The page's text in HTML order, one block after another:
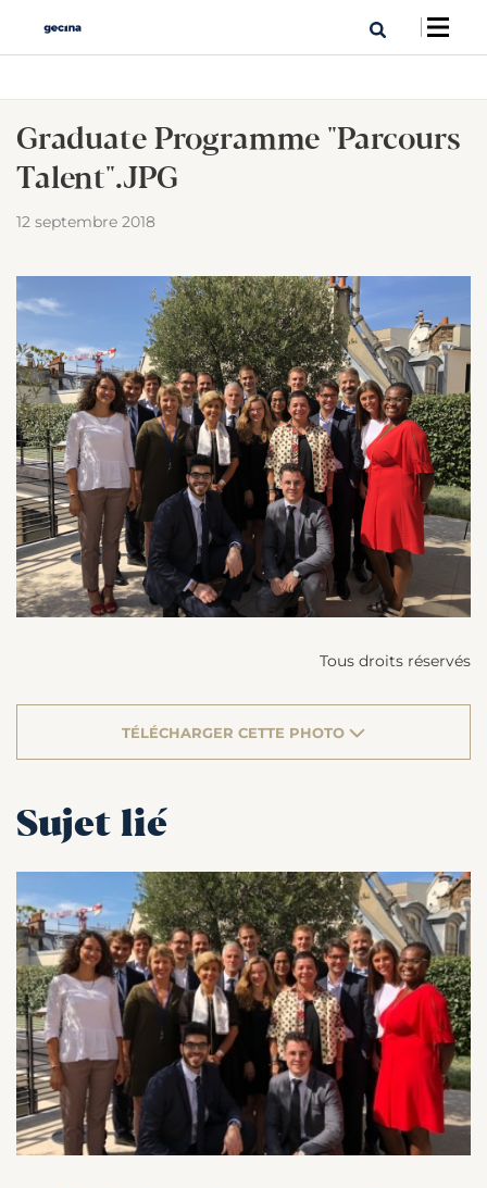
Graduate Programme "Parcours
Talent".JPG
12 septembre 2018
Tous droits réservés
TÉLÉCHARGER CETTE PHOTO
Sujet lié